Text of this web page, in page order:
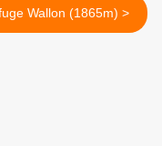
Refuge Wallon (1865m) >